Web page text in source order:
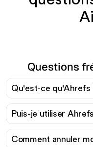
Questions
Qu'est-ce qu'Ahrefs
Puis-je utiliser
Comment annuler